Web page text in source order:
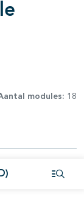
modules: 18